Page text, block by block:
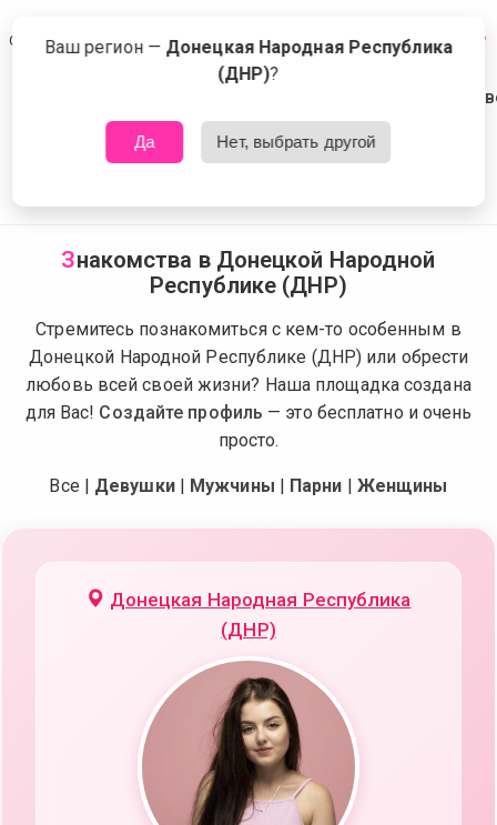
Сейчас знакомятся в Донецкой Народной Республике (ДНР) Что это?
Знакомства в Донецкой Народной
Республике (ДНР)
Стремитесь познакомиться с кем-то особенным в
Донецкой Народной Республике (ДНР) или обрести
любовь всей своей жизни? Наша площадка создана
для Вас! Создайте профиль — это бесплатно и очень
просто.
Все | Девушки| Мужчины | Парни | Женщины
Донецкая Народная Республика
(ДНР)
Ваш регион — Донецкая Народная Республика
(ДНР)?
Да Нет, выбрать другой